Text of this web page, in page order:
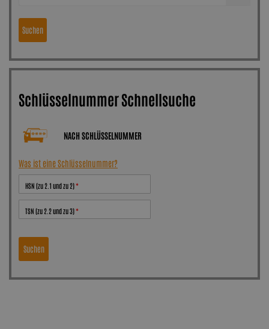
Suchen
Schlüsselnummer Schnellsuche
NACH SCHLÜSSELNUMMER
Was ist eine Schlüsselnummer?
HSN (zu 2.1 und zu 2)
TSN (zu 2.2 und zu 3)
Suchen